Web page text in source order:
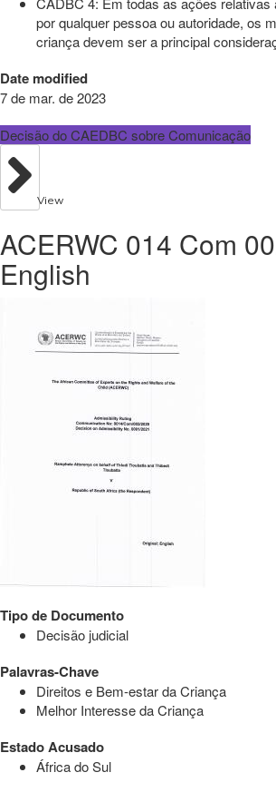
por qualquer pessoa ou autoridade, os
criança devem ser a principal
Date modified
7 de mar. de 2023
Decisão do CAEDBC sobre Comunicação
View
ACERWC 014 Com
English
Tipo de Documento
Decisão judicial
Palavras-Chave
Direitos e Bem-estar da Criança
Melhor Interesse da Criança
Estado Acusado
África do Sul